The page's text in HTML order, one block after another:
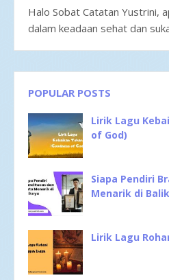
Halo Sobat Catatan Yustrini,
dalam keadaan sehat dan
POPULAR POSTS
Lirik Lagu
of God)
Siapa Pendiri
Menarik di
Lirik Lagu